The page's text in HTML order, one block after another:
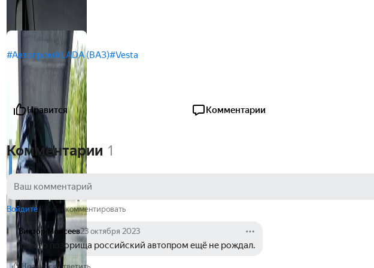
#Автопром#LADA (ВАЗ)#Vesta
Нравится Комментарии
Комментарии 1
Войдите, чтобы комментировать
Виктор Моисеев23 октября 2023
Такого позорища российский автопром ещё не рождал.